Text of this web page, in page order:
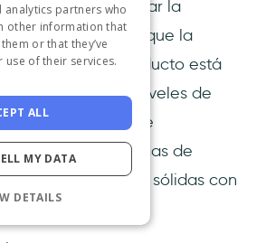
de aumentar la
y recuerda que la
del producto está
con los niveles de
un soporte
todas las métricas de
que crea relaciones sólidas con
partners who
other information that
or that they’ve
of their services.
ALL
MY DATA
DETAILS